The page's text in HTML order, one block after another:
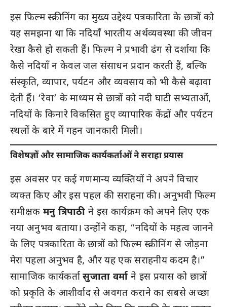
इस फिल्म स्क्रीनिंग का मुख्य उद्देश्य पत्रकारिता के छात्रों को
यह समझना था कि नदियाँ भारतीय अर्थव्यवस्था की जीवन
रेखा कैसे हो सकती हैं। फिल्म ने प्रभावी ढंग से दर्शाया कि
कैसे नदियाँ न केवल जल संसाधन प्रदान करती हैं, बल्कि
संस्कृति, व्यापार, पर्यटन और व्यवसाय को भी कैसे बढ़ावा
देती हैं। ‘रेवा’ के माध्यम से छात्रों को नदी घाटी सभ्यताओं,
नदियों के किनारे विकसित हुए व्यापारिक केंद्रों और पर्यटन
स्थलों के बारे में गहन जानकारी मिली।
विशेषज्ञों और सामाजिक कार्यकर्ताओं ने सराहा प्रयास
इस अवसर पर कई गणमान्य व्यक्तियों ने अपने विचार
व्यक्त किए और इस पहल की सराहना की। अनुभवी फिल्म
समीक्षक मनु त्रिपाठी ने इस कार्यक्रम को अपने लिए एक
नया अनुभव बताया। उन्होंने कहा, “नदियों के महत्व जानने
के लिए पत्रकारिता के छात्रों को फिल्म स्क्रीनिंग से जोड़ना
मेरा पहला अनुभव है, और यह एक सराहनीय कदम है।”
सामाजिक कार्यकर्तासुजाता वर्मा ने इस प्रयास को छात्रों
को प्रकृति के आशीर्वाद से अवगत कराने का सबसे अच्छा